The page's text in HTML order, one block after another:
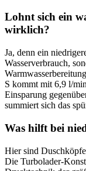
Lohnt sich ein
wirklich?
Ja, denn ein
Wasserverbrauch,
S kommt mit 6,9 l/
Einsparung
summiert sich das
Was hilft bei
Hier sind
Die Turbolader-